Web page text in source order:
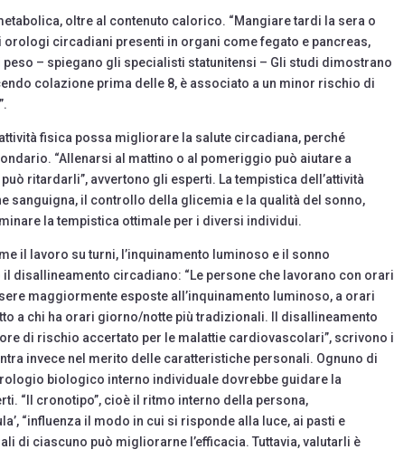
oltre al contenuto calorico. “Mangiare tardi la sera o
circadiani presenti in organi come fegato e pancreas,
– spiegano gli specialisti statunitensi – Gli studi dimostrano
colazione prima delle 8, è associato a un minor rischio di
fisica possa migliorare la salute circadiana, perché
“Allenarsi al mattino o al pomeriggio può aiutare a
ritardarli”, avvertono gli esperti. La tempistica dell’attività
sanguigna, il controllo della glicemia e la qualità del sonno,
la tempistica ottimale per i diversi individui.
il lavoro su turni, l’inquinamento luminoso e il sonno
disallineamento circadiano: “Le persone che lavorano con orari
maggiormente esposte all’inquinamento luminoso, a orari
a chi ha orari giorno/notte più tradizionali. Il disallineamento
di rischio accertato per le malattie cardiovascolari”, scrivono i
invece nel merito delle caratteristiche personali. Ognuno di
biologico interno individuale dovrebbe guidare la
“Il cronotipo”, cioè il ritmo interno della persona,
“influenza il modo in cui si risponde alla luce, ai pasti e
di ciascuno può migliorarne l’efficacia. Tuttavia, valutarli è